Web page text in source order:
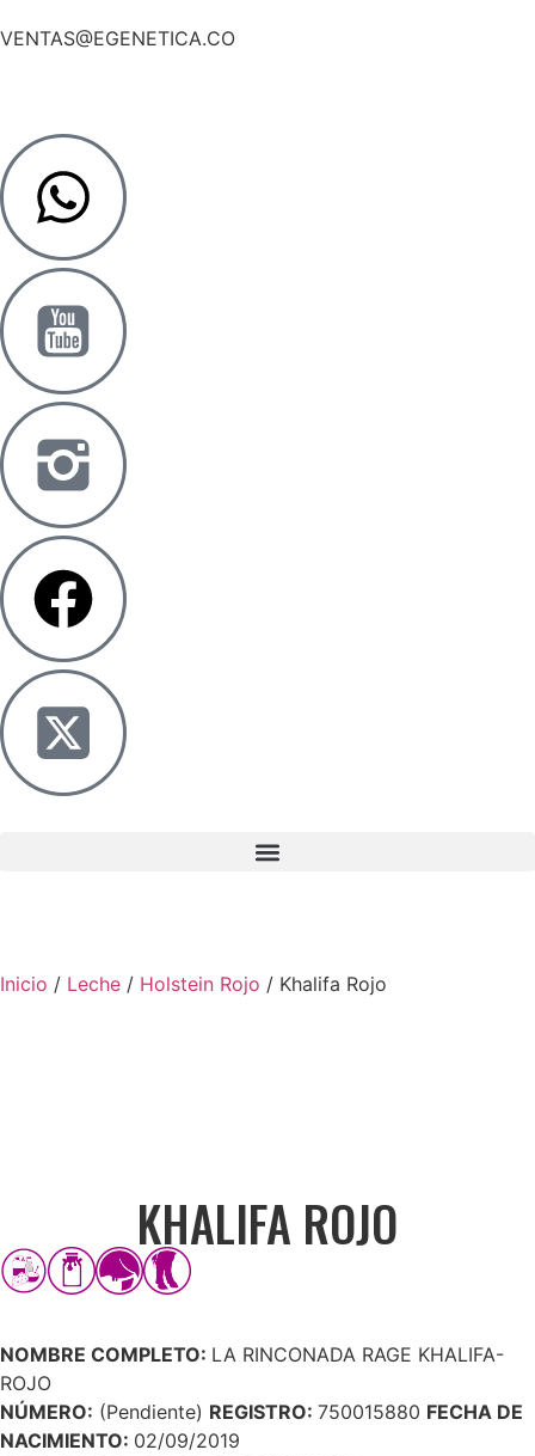
VENTAS@EGENETICA.CO
Inicio / Leche / Holstein Rojo / Khalifa Rojo
KHALIFA ROJO
NOMBRE COMPLETO: LA RINCONADA RAGE KHALIFA-
ROJO
NÚMERO: (Pendiente) REGISTRO: 750015880 FECHA DE
NACIMIENTO: 02/09/2019